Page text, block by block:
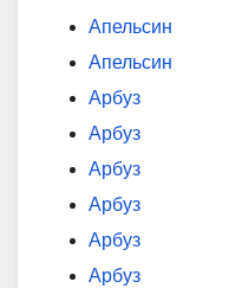
Апельсин
Апельсин
Арбуз
Арбуз
Арбуз
Арбуз
Арбуз
Арбуз